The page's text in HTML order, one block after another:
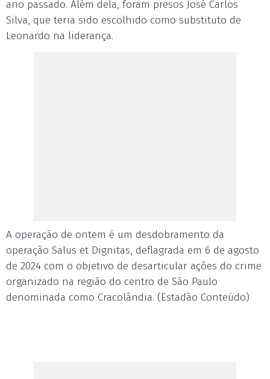
ano passado. Além dela, foram presos José Carlos
Silva, que teria sido escolhido como substituto de
Leonardo na liderança.
A operação de ontem é um desdobramento da
operação Salus et Dignitas, deflagrada em 6 de agosto
de 2024 com o objetivo de desarticular ações do crime
organizado na região do centro de São Paulo
denominada como Cracolândia. (Estadão Conteúdo)